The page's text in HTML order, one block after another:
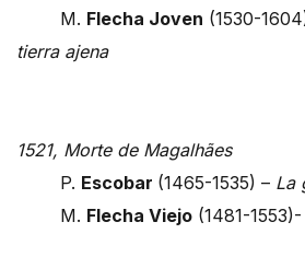
M. Flecha Joven (1530-
tierra ajena
1521, Morte de Magalhães
P. Escobar (1465-1535) – La
M. Flecha Viejo (1481-1553)-